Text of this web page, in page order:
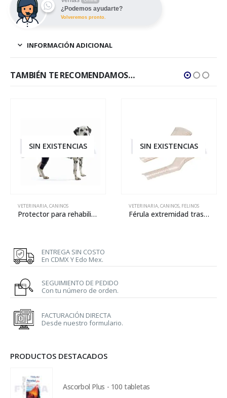
¿Podemos ayudarte?
Volveremos pronto.
INFORMACIÓN ADICIONAL
TAMBIÉN TE RECOMENDAMOS…
SIN EXISTENCIAS
VETERINARIA,CANINOS
Protector para rehabilitación de rodilla derecha – L
SIN EXISTENCIAS
VETERINARIA,CANINOS, FELINOS
Férula extremidad trasera BUSTER Rapid splint – talla L
ENTREGA SIN COSTO
En CDMX Y Edo Mex.
SEGUIMIENTO DE PEDIDO
Con tu número de orden.
FACTURACIÓN DIRECTA
Desde nuestro formulario.
PRODUCTOS DESTACADOS
Ascorbol Plus - 100 tabletas